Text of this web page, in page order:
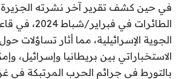
في حين كشف تقرير آخر نشرته
الطائرات في
الجوية الإسرائيلية، مما أثار تساؤلات
الاستخباراتي بين بريطانيا وإسرائيل،
بالتورط في جرائم الحرب المرتبكة في